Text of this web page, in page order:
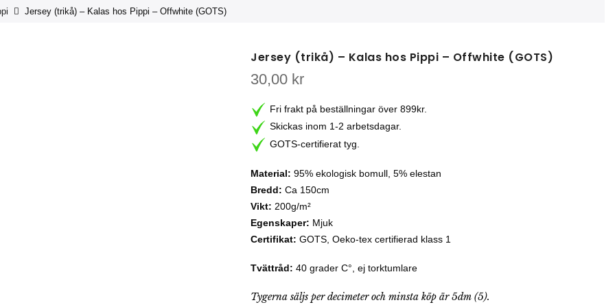
Jersey (trikå) – Kalas hos Pippi – Offwhite (GOTS)
Jersey (trikå) – Kalas hos Pippi – Offwhite (GOTS)
30,00 kr
Fri frakt på beställningar över 899kr.
Skickas inom 1-2 arbetsdagar.
GOTS-certifierat tyg.
Material: 95% ekologisk bomull, 5% elestan
Bredd: Ca 150cm
Vikt: 200g/m²
Egenskaper: Mjuk
Certifikat: GOTS, Oeko-tex certifierad klass 1
Tvättråd: 40 grader C°, ej torktumlare
Tygerna säljs per decimeter och minsta köp är 5dm (5).